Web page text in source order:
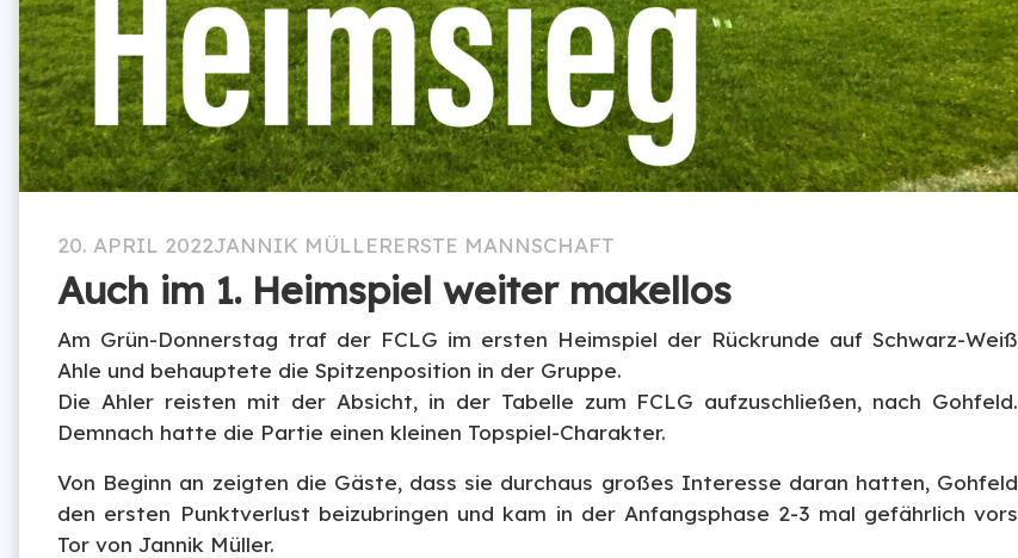
20. APRIL 2022JANNIK MÜLLERERSTE MANNSCHAFT
Auch im 1. Heimspiel weiter makellos
Am Grün-Donnerstag traf der FCLG im ersten Heimspiel der Rückrunde auf Schwarz-Weiß
Ahle und behauptete die Spitzenposition in der Gruppe.
Die Ahler reisten mit der Absicht, in der Tabelle zum FCLG aufzuschließen, nach Gohfeld.
Demnach hatte die Partie einen kleinen Topspiel-Charakter.
Von Beginn an zeigten die Gäste, dass sie durchaus großes Interesse daran hatten, Gohfeld
den ersten Punktverlust beizubringen und kam in der Anfangsphase 2-3 mal gefährlich vors
Tor von Jannik Müller.